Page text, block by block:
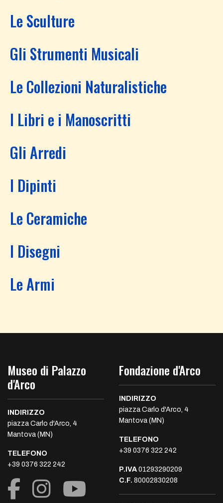
Le Sculture
Gli Strumenti Musicali
Le Collezioni Naturalistiche
I Libri e i Manoscritti
Gli Arredi
I Dipinti
Le Ceramiche
I Disegni
Le Armi
Museo di Palazzo
d'Arco
INDIRIZZO
piazza Carlo d'Arco, 4
Mantova (MN)
TELEFONO
+39 0376 322 242
Fondazione d'Arco
INDIRIZZO
piazza Carlo d'Arco, 4
Mantova (MN)
TELEFONO
+39 0376 322 242
P.IVA 01293290209
C.F. 80002830208